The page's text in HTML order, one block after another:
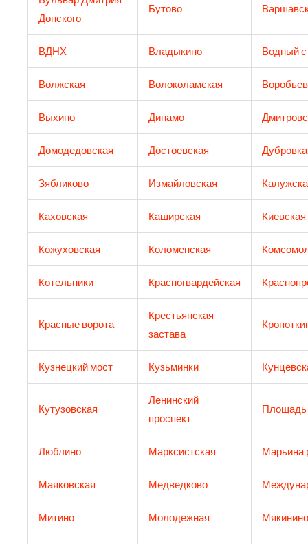
Донского
Бутово
ВДНХ Владыкино Водный
Волжская Волоколамская
Выхино Динамо
Домодедовская Достоевская Дубровка
Зябликово Измайловская
Каховская Каширская Киевская
Кожуховская Коломенская
Котельники Красногвардейская
Красные ворота
Крестьянская
застава
Кузнецкий мост Кузьминки
Кутузовская
Ленинский
проспект
Площадь
Люблино Марксистская Марьина
Маяковская Медведково
Митино Молодежная Мякинино